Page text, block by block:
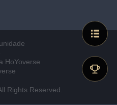
HoYoverse
Rights Reserved.